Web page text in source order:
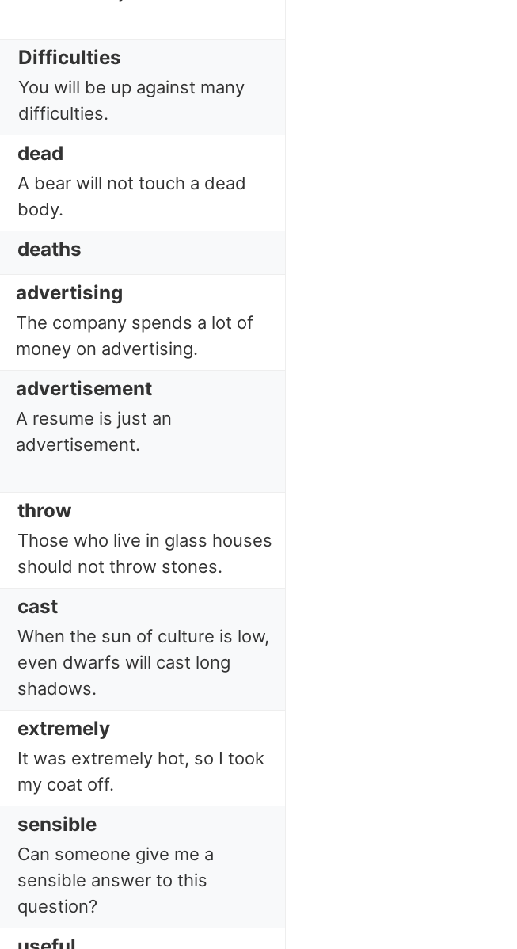
Difficulties
You will be up against many
difficulties.
dead
A bear will not touch a dead
body.
deaths
advertising
The company spends a lot of
money on advertising.
advertisement
A resume is just an
advertisement.
throw
Those who live in glass houses
should not throw stones.
cast
When the sun of culture is low,
even dwarfs will cast long
shadows.
extremely
It was extremely hot, so I took
my coat off.
sensible
Can someone give me a
sensible answer to this
question?